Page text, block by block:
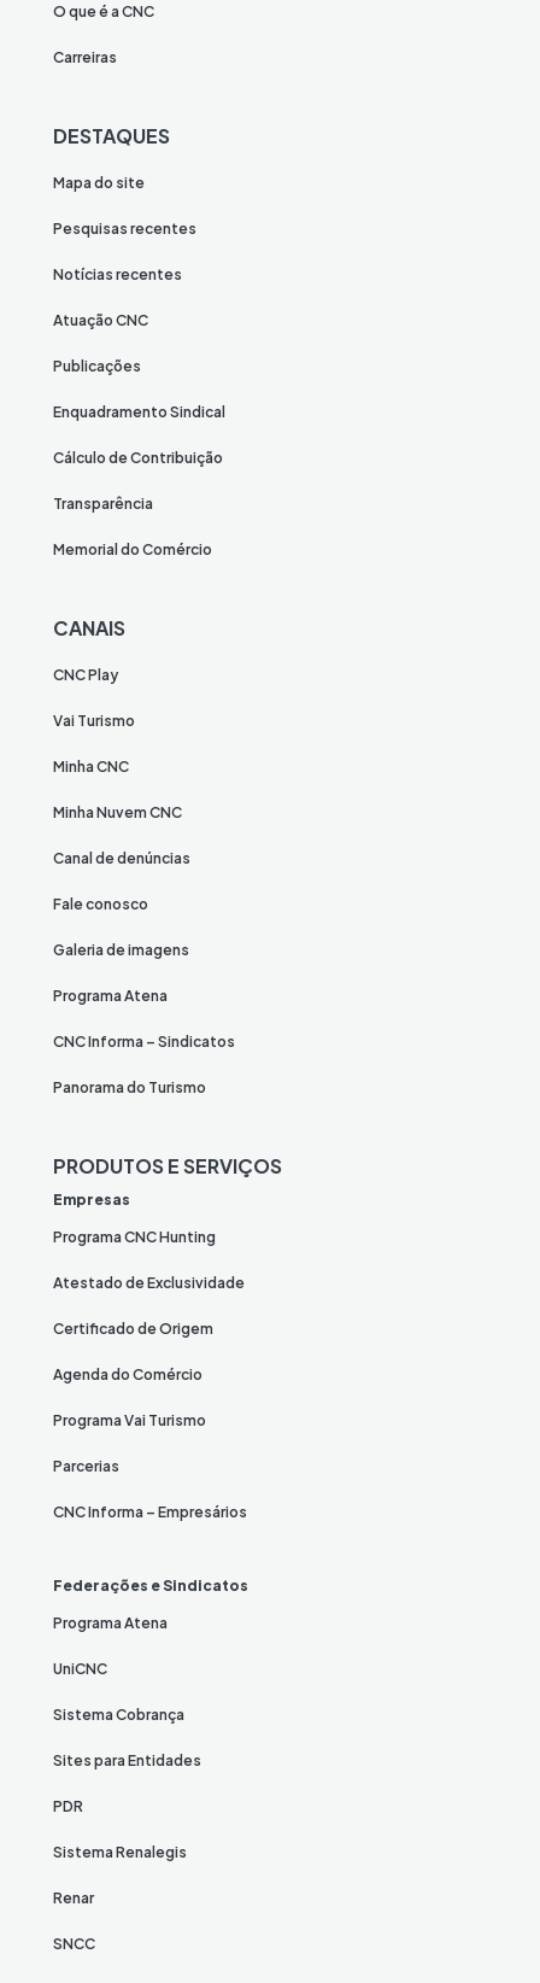
O que é a CNC
Carreiras
DESTAQUES
Mapa do site
Pesquisas recentes
Notícias recentes
Atuação CNC
Publicações
Enquadramento Sindical
Cálculo de Contribuição
Transparência
Memorial do Comércio
CANAIS
CNC Play
Vai Turismo
Minha CNC
Minha Nuvem CNC
Canal de denúncias
Fale conosco
Galeria de imagens
Programa Atena
CNC Informa – Sindicatos
Panorama do Turismo
PRODUTOS E SERVIÇOS
Empresas
Programa CNC Hunting
Atestado de Exclusividade
Certificado de Origem
Agenda do Comércio
Programa Vai Turismo
Parcerias
CNC Informa – Empresários
Federações e Sindicatos
Programa Atena
UniCNC
Sistema Cobrança
Sites para Entidades
PDR
Sistema Renalegis
Renar
SNCC